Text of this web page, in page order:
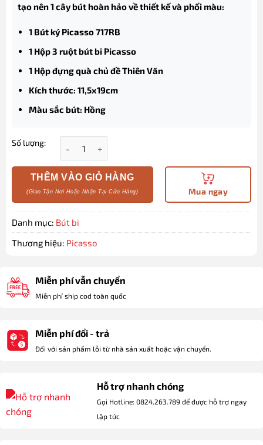
tạo nên 1 cây bút hoàn hảo về thiết kế và phối màu:
1 Bút ký Picasso 717RB
1 Hộp 3 ruột bút bi Picasso
1 Hộp đựng quà chủ đề Thiên Văn
Kích thước: 11,5x19cm
Màu sắc bút: Hồng
Số lượng:
THÊM VÀO GIỎ HÀNG
Mua ngay
Danh mục: Bút bi
Thương hiệu: Picasso
Miễn phí vẫn chuyển
Miễn phí ship cod toàn quốc
Miễn phí đổi - trả
Đối với sản phẩm lỗi từ nhà sản xuất hoặc vận chuyển.
Hỗ trợ nhanh chóng
Gọi Hotline: 0824.263.789 để được hỗ trợ ngay
lập tức